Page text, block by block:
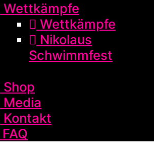
Wettkämpfe
Wettkämpfe
Nikolaus
Schwimmfest
Shop
Media
Kontakt
FAQ